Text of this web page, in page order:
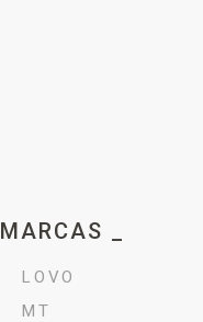
MARCAS _
LOVO
MT